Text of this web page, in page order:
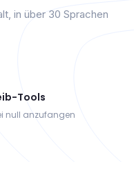
in über 30 Sprachen
Tools
null anzufangen